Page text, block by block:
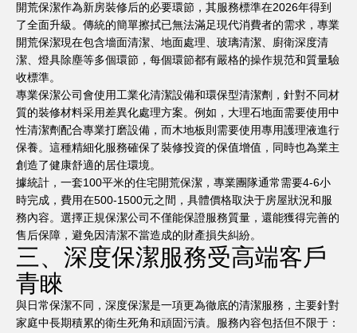
開荒保潔作為新房裝修后的必要環節，其服務標準在2026年得到
了全面升級。傳統的簡單擦拭已無法滿足現代消費者的需求，專業
開荒保潔現在包含墻面清潔、地面處理、玻璃清潔、廚衛深度清
潔、燈具除塵等多個環節，每個環節都有嚴格的操作規范和質量驗
收標準。
專業保潔公司會使用工業化清潔設備和環保型清潔劑，針對不同材
質的裝修材料采用差異化處理方案。例如，大理石地面需要使用中
性清潔劑配合專業打磨設備，而木地板則需要使用專用護理液進行
保養。這種精細化服務確保了裝修投資的保值增值，同時也為業主
創造了健康舒適的居住環境。
據統計，一套100平米的住宅開荒保潔，專業團隊通常需要4-6小
時完成，費用在500-1500元之間，具體價格取決于房屋狀況和服
務內容。選擇正規保潔公司不僅能保證服務質量，還能獲得完善的
售后保障，避免因清潔不當造成的財產損失糾紛。
三、深度保潔服務受高端客戶
青睞
與日常保潔不同，深度保潔是一項更為徹底的清潔服務，主要針對
家庭中長期積累的衛生死角和頑固污漬。服務內容包括但不限于：